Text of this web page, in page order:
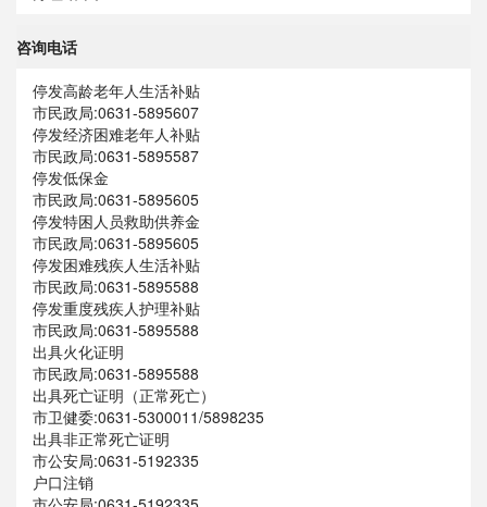
咨询电话
停发高龄老年人生活补贴
市民政局:0631-5895607
停发经济困难老年人补贴
市民政局:0631-5895587
停发低保金
市民政局:0631-5895605
停发特困人员救助供养金
市民政局:0631-5895605
停发困难残疾人生活补贴
市民政局:0631-5895588
停发重度残疾人护理补贴
市民政局:0631-5895588
出具火化证明
市民政局:0631-5895588
出具死亡证明（正常死亡）
市卫健委:0631-5300011/5898235
出具非正常死亡证明
市公安局:0631-5192335
户口注销